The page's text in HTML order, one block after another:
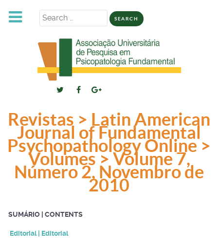
Search
Revistas > Latin American
Journal of Fundamental
Psychopathology Online >
Volumes > Volume 7,
Número 2, Novembro de
2010
SUMÁRIO | CONTENTS
Editorial | Editorial